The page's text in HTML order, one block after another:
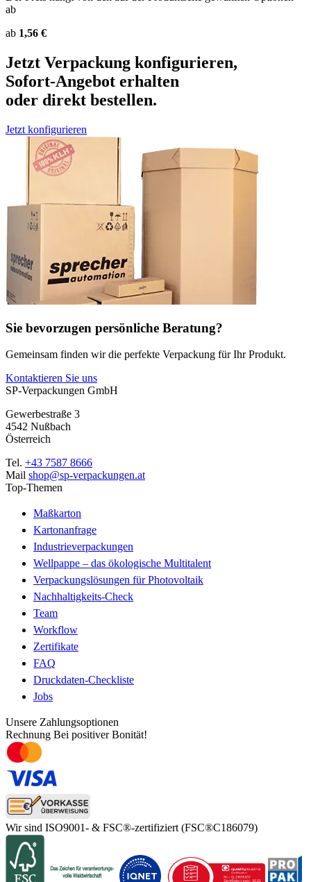
ab
ab 1,56 €
Jetzt Verpackung konfigurieren,
Sofort-Angebot erhalten
oder direkt bestellen.
Jetzt konfigurieren
Sie bevorzugen persönliche Beratung?
Gemeinsam finden wir die perfekte Verpackung für Ihr Produkt.
Kontaktieren Sie uns
SP-Verpackungen GmbH
Gewerbestraße 3
4542 Nußbach
Österreich
Tel. +43 7587 8666
Mail shop@sp-verpackungen.at
Top-Themen
Maßkarton
Kartonanfrage
Industrieverpackungen
Wellpappe – das ökologische Multitalent
Verpackungslösungen für Photovoltaik
Nachhaltigkeits-Check
Team
Workflow
Zertifikate
FAQ
Druckdaten-Checkliste
Jobs
Unsere Zahlungsoptionen
Rechnung Bei positiver Bonität!
Wir sind ISO9001- & FSC®-zertifiziert (FSC®C186079)